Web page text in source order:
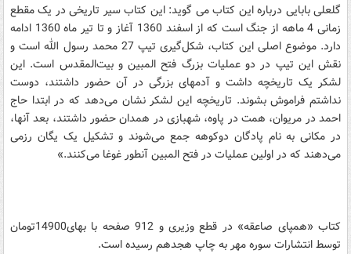
گلعلی بابایی درباره این کتاب می گوید: این کتاب سیر تاریخی در یک مقطع
زمانی ‎ 4ماهه از جنگ است که از اسفند ‎ 1360آغاز و تا تیر ماه ‎ 1360ادامه
دارد. موضوع اصلی این کتاب، شکل‌گیری تیپ ‎ 27محمد رسول الله است و
نقش این تیپ در دو عملیات بزرگ فتح المبین و بیت‌المقدس است. این
لشکر یک تاریخچه داشت و آدمهای بزرگی در آن حضور داشتند، دوست
نداشتم فراموش بشوند. تاریخچه این لشکر نشان می‌دهد که در ابتدا حاج
احمد در مریوان، همت در پاوه، شهبازی در همدان حضور داشتند، بعد آنها،
در مکانی به نام پادگان دوکوهه جمع می‌شوند و تشکیل یک یگان رزمی
می‌دهند که در اولین عملیات در فتح المبین آنطور غوغا می‌کنند.»
کتاب «همپای صاعقه» در قطع وزیری و 912 صفحه با بهای14900تومان
توسط انتشارات سوره مهر به چاپ هجدهم رسیده است.